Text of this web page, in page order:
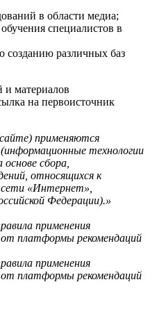
в области медиа;
специалистов в
созданию различных баз
материалов
на первоисточник
применяются
технологии
сбора,
относящихся к
сети «Интернет»,
Федерации).»
применения
платформы рекомендаций
применения
платформы рекомендаций